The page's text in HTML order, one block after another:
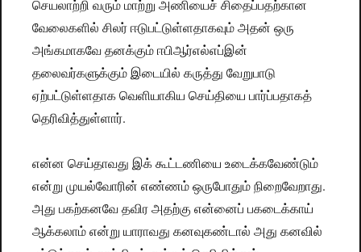
செயலாற்றி வரும் மாற்று அணியைச் சிதைப்பதற்கான
வேலைகளில் சிலர் ஈடுபட்டுள்ளதாகவும் அதன் ஒரு
அங்கமாகவே தனக்கும் ஈபிஆர்எல்எப்இன்
தலைவர்களுக்கும் இடையில் கருத்து வேறுபாடு
ஏற்பட்டுள்ளதாக வெளியாகிய செய்தியை பார்ப்பதாகத்
தெரிவித்துள்ளார்.
என்ன செய்தாவது இக் கூட்டணியை உடைக்கவேண்டும்
என்று முயல்வோரின் எண்ணம் ஒருபோதும் நிறைவேறாது.
அது பகற்கனவே தவிர அதற்கு என்னைப் பகடைக்காய்
ஆக்கலாம் என்று யாராவது கனவுகண்டால் அது கனவில்